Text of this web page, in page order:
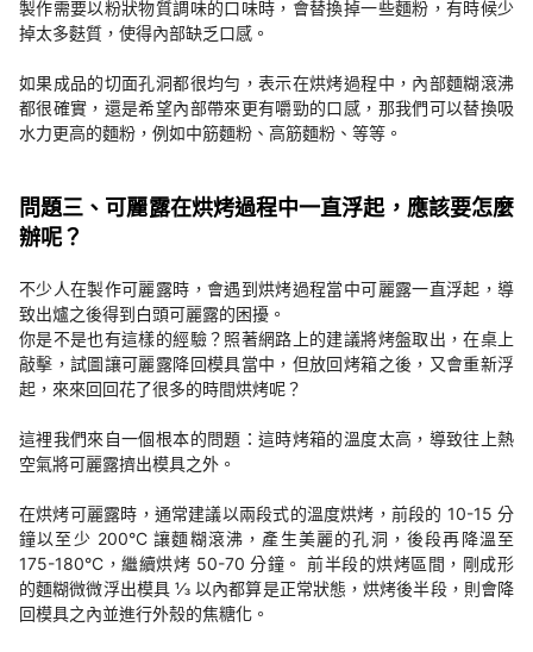
製作需要以粉狀物質調味的口味時，會替換掉一些麵粉，有時候少
掉太多麩質，使得內部缺乏口感。
如果成品的切面孔洞都很均勻，表示在烘烤過程中，內部麵糊滾沸
都很確實，還是希望內部帶來更有嚼勁的口感，那我們可以替換吸
水力更高的麵粉，例如中筋麵粉、高筋麵粉、等等。
問題三、可麗露在烘烤過程中一直浮起，應該要怎麼
辦呢？
不少人在製作可麗露時，會遇到烘烤過程當中可麗露一直浮起，導
致出爐之後得到白頭可麗露的困擾。
你是不是也有這樣的經驗？照著網路上的建議將烤盤取出，在桌上
敲擊，試圖讓可麗露降回模具當中，但放回烤箱之後，又會重新浮
起，來來回回花了很多的時間烘烤呢？
這裡我們來自一個根本的問題：這時烤箱的溫度太高，導致往上熱
空氣將可麗露擠出模具之外。
在烘烤可麗露時，通常建議以兩段式的溫度烘烤，前段的 10-15 分
鐘以至少 200°C 讓麵糊滾沸，產生美麗的孔洞，後段再降溫至
175-180°C，繼續烘烤 50-70 分鐘。 前半段的烘烤區間，剛成形
的麵糊微微浮出模具 ⅓ 以內都算是正常狀態，烘烤後半段，則會降
回模具之內並進行外殼的焦糖化。